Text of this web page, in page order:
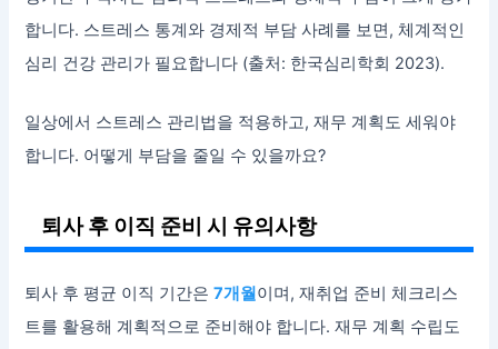
합니다. 스트레스 통계와 경제적 부담 사례를 보면, 체계적인
심리 건강 관리가 필요합니다 (출처: 한국심리학회 2023).
일상에서 스트레스 관리법을 적용하고, 재무 계획도 세워야
합니다. 어떻게 부담을 줄일 수 있을까요?
퇴사 후 이직 준비 시 유의사항
퇴사 후 평균 이직 기간은7개월이며, 재취업 준비 체크리스
트를 활용해 계획적으로 준비해야 합니다. 재무 계획 수립도